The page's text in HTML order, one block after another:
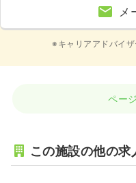
メ
※キャリアアドバイ
ペー
この施設の他の求